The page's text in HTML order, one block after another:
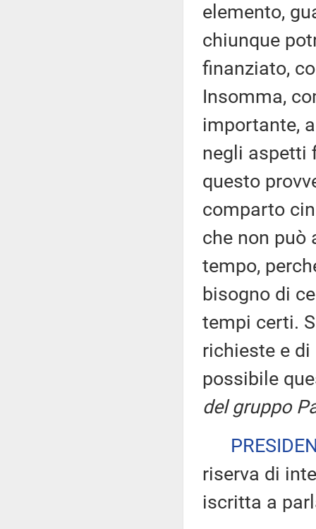
elemento,
chiunque
finanziato,
Insomma,
importante,
negli aspetti
questo
comparto
che non può
tempo,
bisogno di
tempi certi.
richieste e
possibile
del gruppo
riserva di
iscritta a